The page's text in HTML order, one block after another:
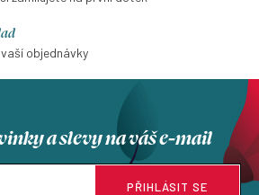
objednávky
a slevy na váš e-mail
PŘIHLÁSIT SE